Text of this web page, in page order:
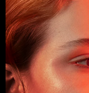
For
For
面部提
All
Red
issa™
Hybrid
For
FAQ™
Clinical
FAQ™
LED
LED
生发
LED
Full-
NEW
中国
哥伦比亚
克罗地亚
塞浦路斯